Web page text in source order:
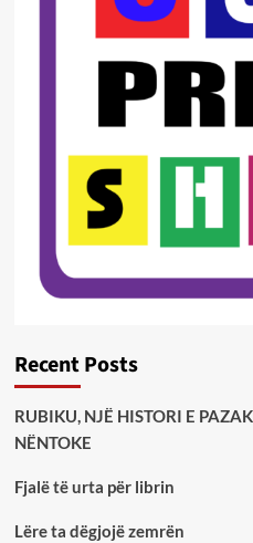
Recent Posts
RUBIKU, NJË HISTORI E
NËNTOKE
Fjalë të urta për librin
Lëre ta dëgjojë zemrën